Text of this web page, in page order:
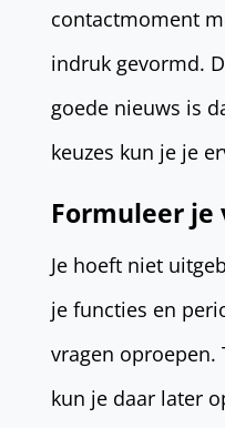
contactmoment
indruk gevormd.
goede nieuws is
keuzes kun je je
Formuleer
Je hoeft niet
je functies en
vragen oproepen.
kun je daar later